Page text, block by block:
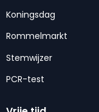
Koningsdag
Rommelmarkt
Stemwijzer
PCR-test